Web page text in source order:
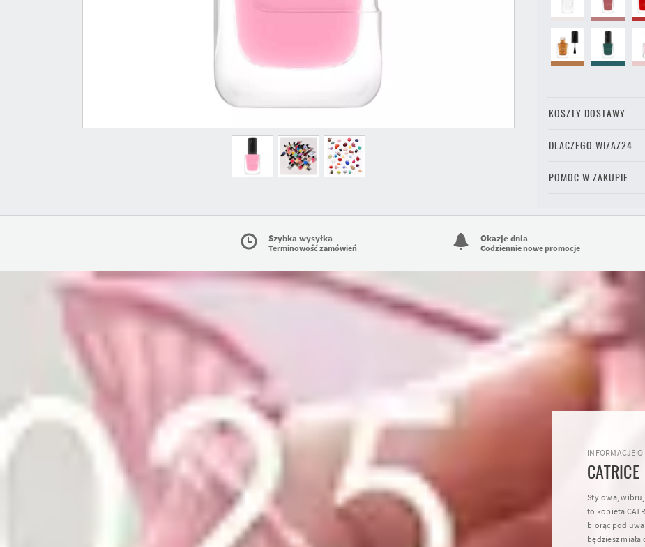
KOSZTY DOSTAWY
DLACZEGO WIZAŻ24
POMOC W ZAKUPIE
Szybka wysyłka
Terminowość zamówień
Okazje dnia
Codziennie nowe promocje
INFORMACJE O
CATRICE
Stylowa,
to kobieta
biorąc pod
będziesz